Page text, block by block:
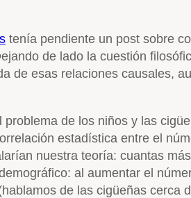
tenía pendiente un post sobre
de lado la cuestión
de esas relaciones causales,
de los niños y las
estadística entre el
nuestra teoría: cuantas
al aumentar el
de las cigüeñas cerca